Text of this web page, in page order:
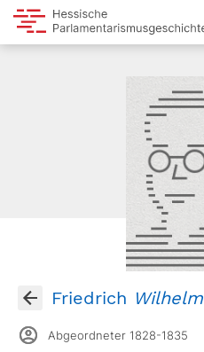
Friedrich Wilhelm
Abgeordneter 1828-1835